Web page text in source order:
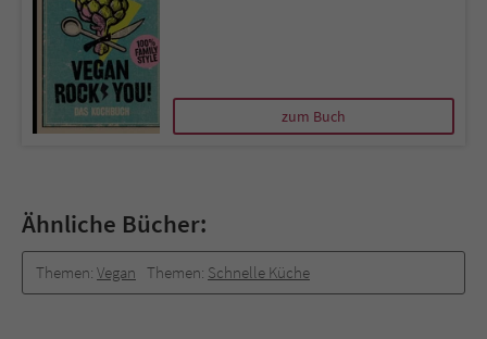
zum Buch
Ähnliche Bücher:
Themen: Vegan Themen: Schnelle Küche